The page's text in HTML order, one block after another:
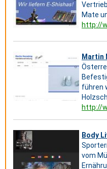
Mate
http://
Martin
führen
http://
Body
vom